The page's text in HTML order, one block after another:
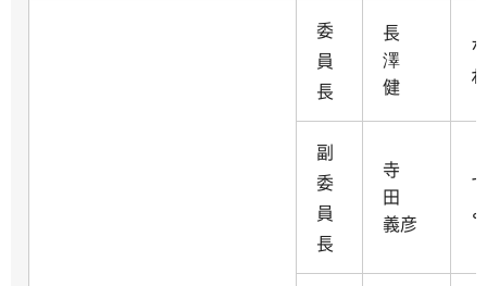
委
員
長
長
澤
健
副
委
員
長
寺
田
義彦